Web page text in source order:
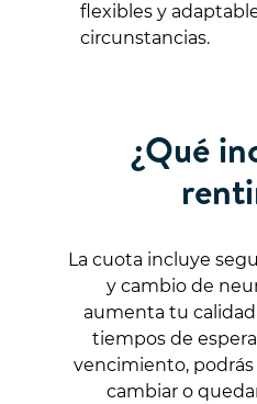
flexibles y
circunstancias.
¿Qué
La cuota incluye
y cambio de
aumenta tu
tiempos de
vencimiento,
cambiar o